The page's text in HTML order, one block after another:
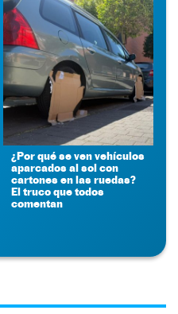
¿Por qué se ven vehículos
aparcados al sol con
cartones en las ruedas?
El truco que todos
comentan